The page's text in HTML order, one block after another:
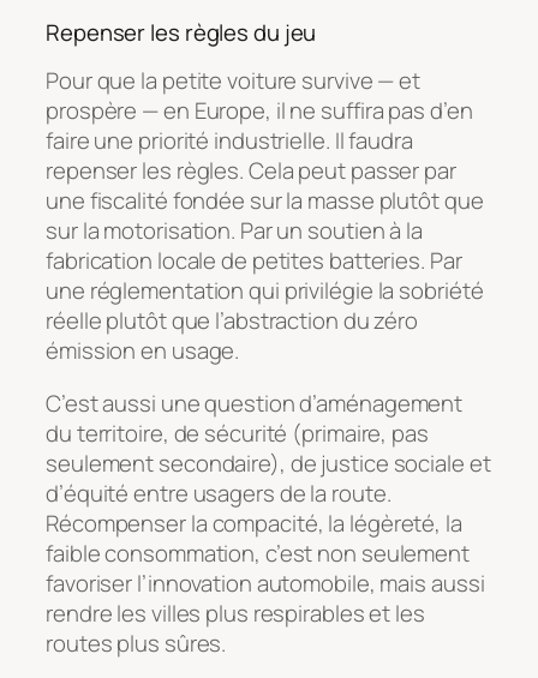
Repenser les règles du jeu
Pour que la petite voiture survive — et
prospère — en Europe, il ne suffira pas d’en
faire une priorité industrielle. Il faudra
repenser les règles. Cela peut passer par
une fiscalité fondée sur la masse plutôt que
sur la motorisation. Par un soutien à la
fabrication locale de petites batteries. Par
une réglementation qui privilégie la sobriété
réelle plutôt que l’abstraction du zéro
émission en usage.
C’est aussi une question d’aménagement
du territoire, de sécurité (primaire, pas
seulement secondaire), de justice sociale et
d’équité entre usagers de la route.
Récompenser la compacité, la légèreté, la
faible consommation, c’est non seulement
favoriser l’innovation automobile, mais aussi
rendre les villes plus respirables et les
routes plus sûres.